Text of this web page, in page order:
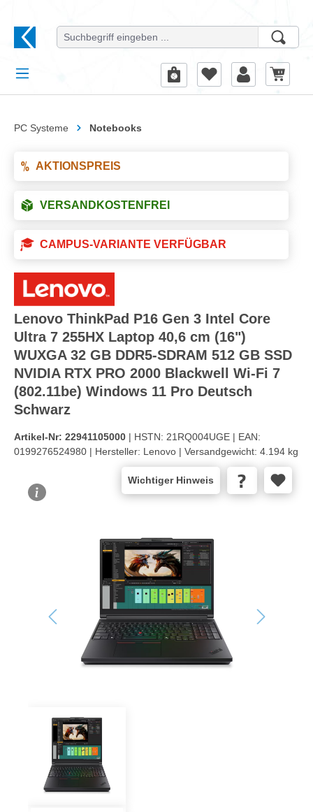
PC Systeme Notebooks
AKTIONSPREIS
VERSANDKOSTENFREI
CAMPUS-VARIANTE VERFÜGBAR
Lenovo ThinkPad P16 Gen 3 Intel Core
Ultra 7 255HX Laptop 40,6 cm (16")
WUXGA 32 GB DDR5-SDRAM 512 GB SSD
NVIDIA RTX PRO 2000 Blackwell Wi-Fi 7
(802.11be) Windows 11 Pro Deutsch
Schwarz
Artikel-Nr: 22941105000 | HSTN: 21RQ004UGE | EAN:
0199276524980 | Hersteller: Lenovo | Versandgewicht: 4.194 kg
Wichtiger Hinweis